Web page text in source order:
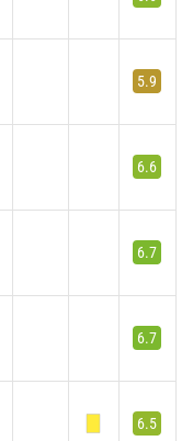
5.9
6.6
6.7
6.7
6.5